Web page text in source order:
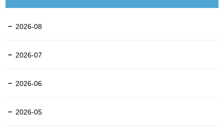
2026-08
2026-07
2026-06
2026-05